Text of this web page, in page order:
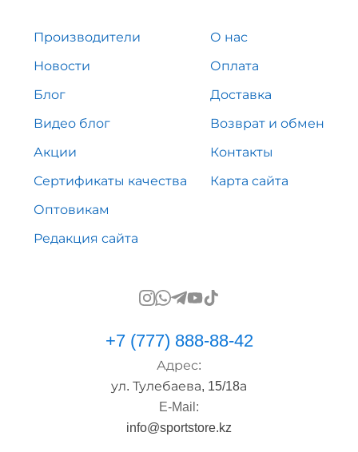
Производители
Новости
Блог
Видео блог
Акции
Сертификаты качества
Оптовикам
Редакция сайта
О нас
Оплата
Доставка
Возврат и обмен
Контакты
Карта сайта
+7 (777) 888-88-42
Адрес:
ул. Тулебаева, 15/18а
E-Mail:
info@sportstore.kz